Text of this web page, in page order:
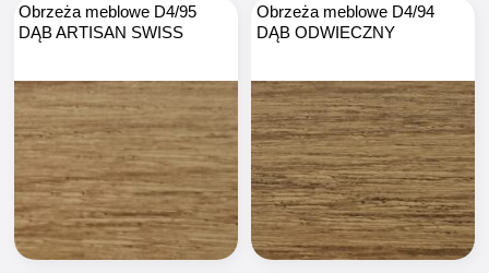
Obrzeża meblowe D4/95
DĄB ARTISAN SWISS
Obrzeża meblowe D4/94
DĄB ODWIECZNY